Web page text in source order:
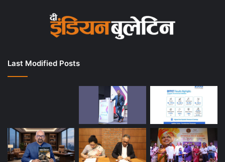
Last Modified Posts